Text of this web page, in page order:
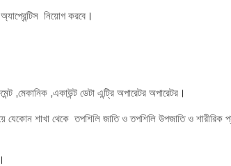
নিয়োগ করবে।
,মেকানিক ,একাউন্ট ডেটা এন্ট্রি অপারেটর অপারেটর।
শাখা থেকে তপশিলি জাতি ও তপশিলি উপজাতি ও শারীরিক